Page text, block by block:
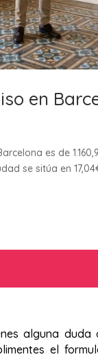
en
es de
se sitúa en
alguna duda
el